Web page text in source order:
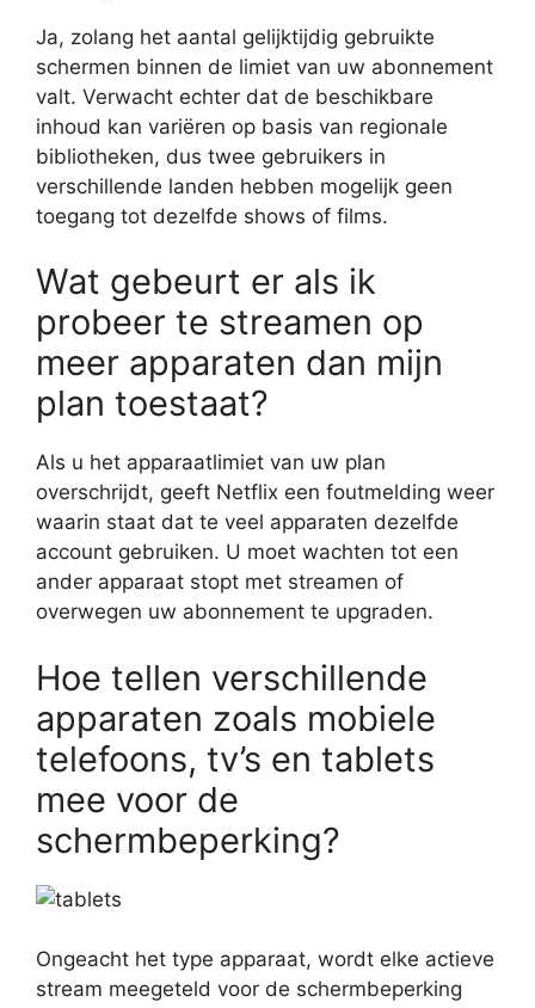
Ja, zolang het aantal gelijktijdig gebruikte
schermen binnen de limiet van uw abonnement
valt. Verwacht echter dat de beschikbare
inhoud kan variëren op basis van regionale
bibliotheken, dus twee gebruikers in
verschillende landen hebben mogelijk geen
toegang tot dezelfde shows of films.
Wat gebeurt er als ik
probeer te streamen op
meer apparaten dan mijn
plan toestaat?
Als u het apparaatlimiet van uw plan
overschrijdt, geeft Netflix een foutmelding weer
waarin staat dat te veel apparaten dezelfde
account gebruiken. U moet wachten tot een
ander apparaat stopt met streamen of
overwegen uw abonnement te upgraden.
Hoe tellen verschillende
apparaten zoals mobiele
telefoons, tv’s en tablets
mee voor de
schermbeperking?
Ongeacht het type apparaat, wordt elke actieve
stream meegeteld voor de schermbeperking